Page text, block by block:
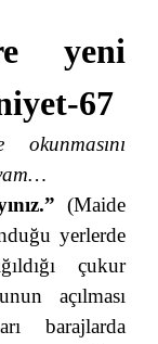
yeni
67
(Maide
yerlerde
çukur
açılması
barajlarda